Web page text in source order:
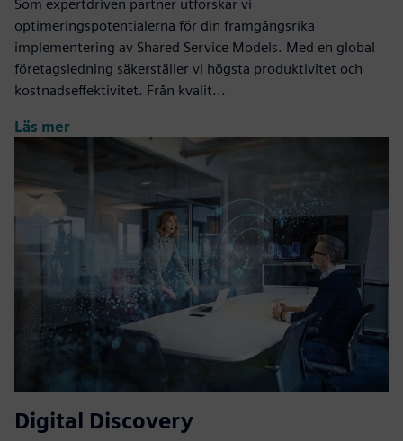
Som expertdriven partner utforskar vi
optimeringspotentialerna för din framgångsrika
implementering av Shared Service Models. Med en global
företagsledning säkerställer vi högsta produktivitet och
kostnadseffektivitet. Från kvalit...
Läs mer
Digital Discovery